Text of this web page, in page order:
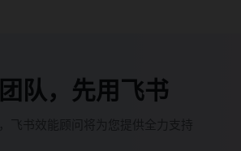
队，先用飞书